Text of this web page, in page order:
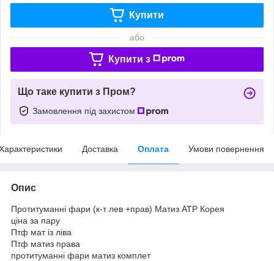
Купити
або
Купити з
Що таке купити з Пром?
Замовлення під захистом
Доставка Оплата Умови повернення
Опис
Протитуманні фари (к-т лев +прав) Матиз ATP Корея
ціна за пару
Птф мат із ліва
Птф матиз права
протитуманні фари матиз комплет